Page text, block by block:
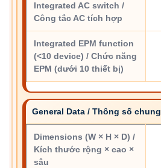
Integrated AC switch /
Công tắc AC tích hợp
Integrated EPM function
(<10 device) / Chức năng
EPM (dưới 10 thiết bị)
General Data / Thông số chung
Dimensions (W × H × D) /
Kích thước rộng × cao ×
sâu